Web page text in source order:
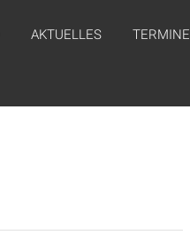
AKTUELLES TERMINE